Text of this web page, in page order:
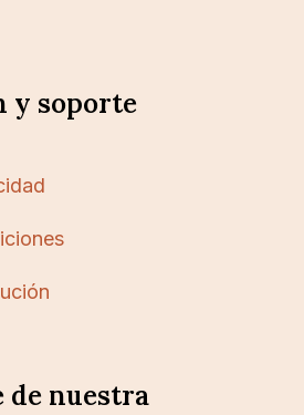
y soporte
de nuestra